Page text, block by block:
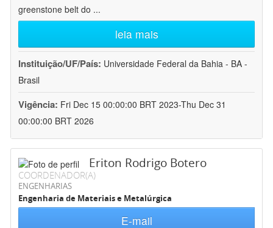
greenstone belt do ...
leia mais
Instituição/UF/País: Universidade Federal da Bahia - BA -
Brasil
Vigência: Fri Dec 15 00:00:00 BRT 2023-Thu Dec 31
00:00:00 BRT 2026
Eriton Rodrigo Botero
COORDENADOR(A)
ENGENHARIAS
Engenharia de Materiais e Metalúrgica
E-mail